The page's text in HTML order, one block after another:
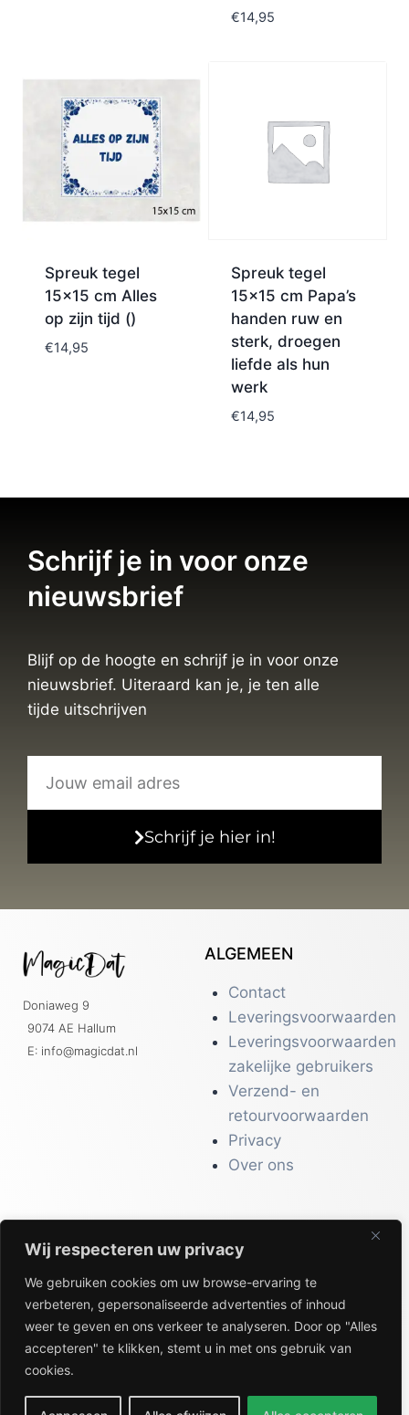
Wij respecteren uw privacy
We gebruiken cookies om uw browse-ervaring te
verbeteren, gepersonaliseerde advertenties of inhoud
weer te geven en ons verkeer te analyseren. Door op "Alles
accepteren" te klikken, stemt u in met ons gebruik van
cookies.
€14,95
Spreuk tegel
15×15 cm Alles
op zijn tijd ()
€14,95
Spreuk tegel
15×15 cm Papa’s
handen ruw en
sterk, droegen
liefde als hun
werk
€14,95
Schrijf je in voor onze
nieuwsbrief
Blijf op de hoogte en schrijf je in voor onze
nieuwsbrief. Uiteraard kan je, je ten alle
tijde uitschrijven
Schrijf je hier in!
Doniaweg 9
9074 AE Hallum
E: info@magicdat.nl
ALGEMEEN
Contact
Leveringsvoorwaarden
Leveringsvoorwaarden
zakelijke gebruikers
Verzend- en
retourvoorwaarden
Privacy
Over ons
CATALOGI
Workwear &
Veiligheid
Kantoor & Receptie
Gezondheid & Beauty
Keuken & Horeca